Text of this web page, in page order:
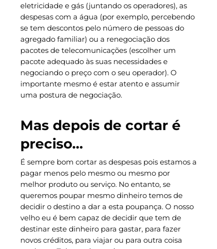
eletricidade e gás (juntando os operadores), as
despesas com a água (por exemplo, percebendo
se tem descontos pelo número de pessoas do
agregado familiar) ou a renegociação dos
pacotes de telecomunicações (escolher um
pacote adequado às suas necessidades e
negociando o preço com o seu operador). O
importante mesmo é estar atento e assumir
uma postura de negociação.
Mas depois de cortar é
preciso…
É sempre bom cortar as despesas pois estamos a
pagar menos pelo mesmo ou mesmo por
melhor produto ou serviço. No entanto, se
queremos poupar mesmo dinheiro temos de
decidir o destino a dar a esta poupança. O nosso
velho eu é bem capaz de decidir que tem de
destinar este dinheiro para gastar, para fazer
novos créditos, para viajar ou para outra coisa